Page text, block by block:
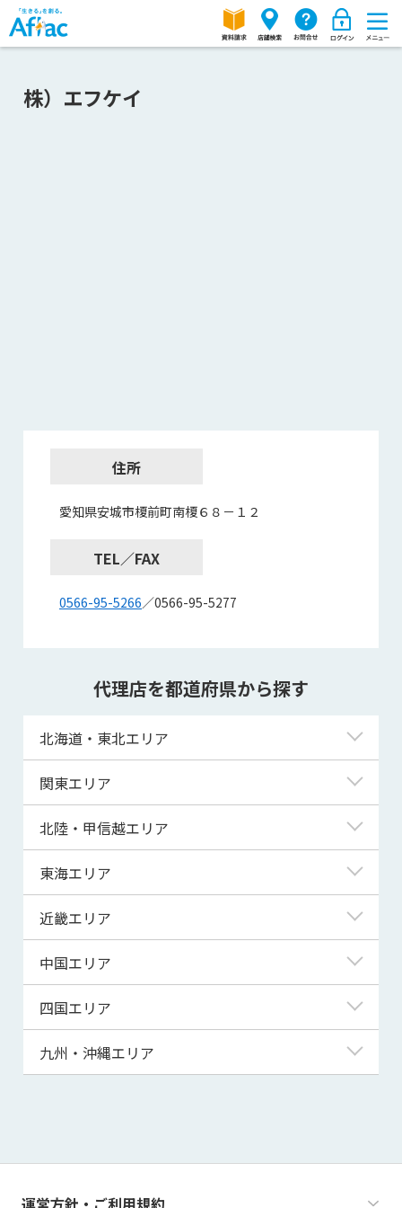
株）エフケイ
住所
愛知県安城市榎前町南榎６８－１２
TEL／FAX
0566-95-5266／0566-95-5277
代理店を都道府県から探す
北海道・東北エリア
北海道
青森県
宮城県
秋田県
山形県
関東エリア
東京都
神奈川県
埼玉県
千葉県
茨城県
群馬県
北陸・甲信越エリア
新潟県
富山県
福井県
山梨県
長野県
東海エリア
岐阜県
静岡県
三重県
近畿エリア
滋賀県
京都府
大阪府
兵庫県
和歌山県
中国エリア
鳥取県
島根県
山口県
四国エリア
徳島県
高知県
九州・沖縄エリア
運営方針・ご利用規約